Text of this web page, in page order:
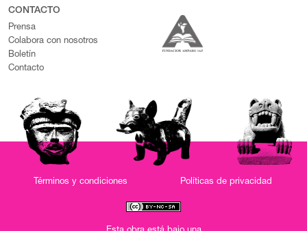
CONTACTO
Prensa
Colabora con nosotros
Boletín
Contacto
Términos y condiciones Políticas de privacidad